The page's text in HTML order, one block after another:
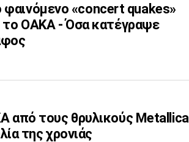
φαινόμενο «concert quakes»
το ΟΑΚΑ - Όσα κατέγραψε
από τους θρυλικούς Metallica
της χρονιάς